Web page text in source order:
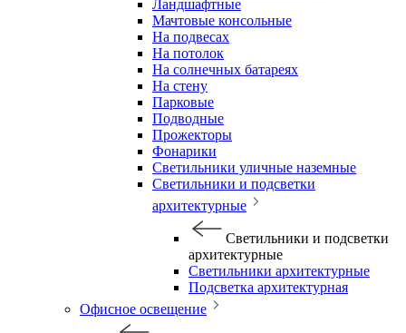
Ландшафтные
Мачтовые консольные
На подвесах
На потолок
На солнечных батареях
На стену
Парковые
Подводные
Прожекторы
Фонарики
Светильники уличные наземные
Светильники и подсветки
архитектурные
Светильники и подсветки
архитектурные
Светильники архитектурные
Подсветка архитектурная
Офисное освещение